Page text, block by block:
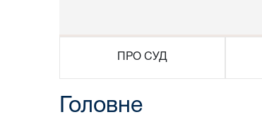
ПРО СУД
Головне